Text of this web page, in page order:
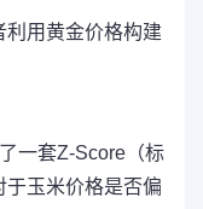
利用黄金价格构建
一套Z-Score（标
于玉米价格是否偏